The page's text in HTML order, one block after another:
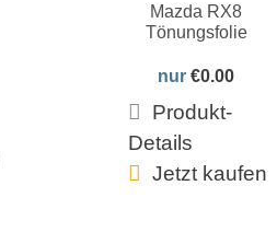
Mazda RX8
Tönungsfolie
nur €0.00
Produkt-
Details
Jetzt kaufen